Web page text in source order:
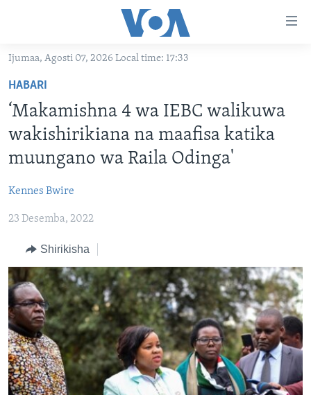
Nenda
kuu
Nenda
katika
urambazaji
Nenda
tafuta
TANZANIA
JAMHURI YA KIDEMOKRASIA YA KONGO
BURUNDI
AFRIKA
MAREKANI
DUNIA
VIDEO
DUNIANI LEO
MATANGAZO YETU
KWA UNDANI 1800 UTC
Lugha
Ijumaa, Agosti 07, 2026 Local time: 17:33
HABARI
‘Makamishna 4 wa IEBC walikuwa
wakishirikiana na maafisa katika
muungano wa Raila Odinga'
Kennes Bwire
23 Desemba, 2022
Shirikisha